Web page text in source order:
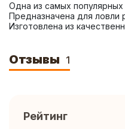
Одна из самых
Предназначена для ловли
Изготовлена из
Отзывы 1
Рейтинг